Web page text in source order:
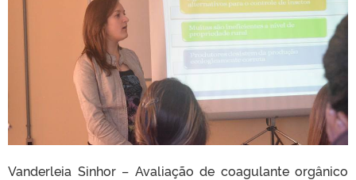
Vanderleia Sinhor – Avaliação de coagulante orgânico